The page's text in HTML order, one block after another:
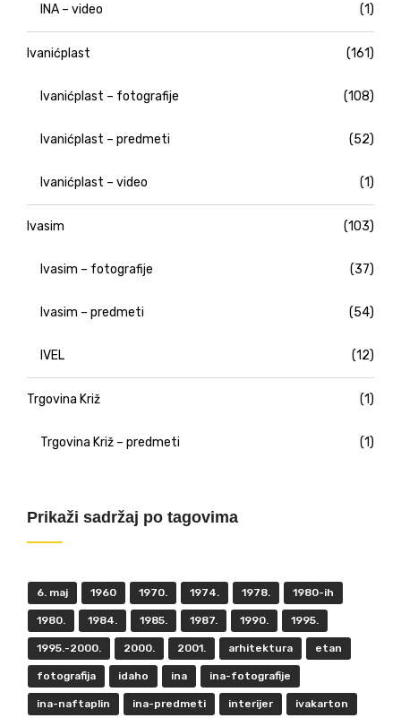
INA – video (1)
Ivanićplast (161)
Ivanićplast – fotografije (108)
Ivanićplast – predmeti (52)
Ivanićplast – video (1)
Ivasim (103)
Ivasim – fotografije (37)
Ivasim – predmeti (54)
IVEL (12)
Trgovina Križ (1)
Trgovina Križ – predmeti (1)
Prikaži sadržaj po tagovima
6. maj 1960 1970. 1974. 1978. 1980-ih
1980. 1984. 1985. 1987. 1990. 1995.
1995.-2000. 2000. 2001. arhitektura etan
fotografija idaho ina ina-fotografije
ina-naftaplin ina-predmeti interijer ivakarton